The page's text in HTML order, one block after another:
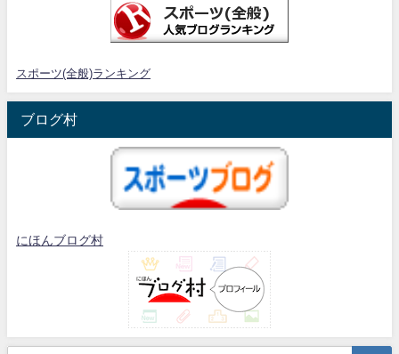
スポーツ(全般)ランキング
ブログ村
にほんブログ村